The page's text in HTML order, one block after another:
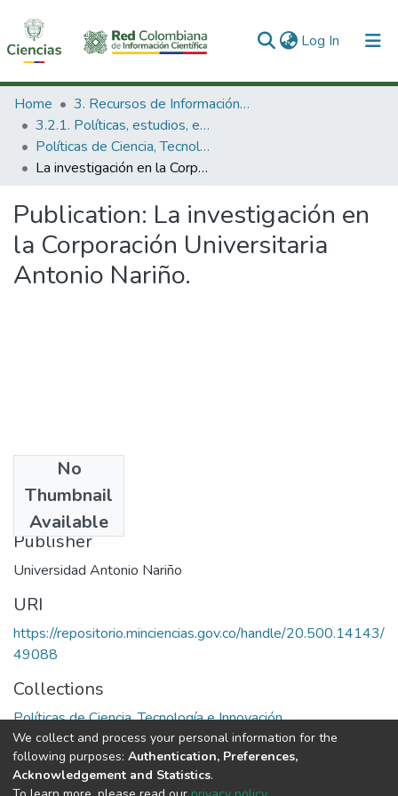
Log In (current)
Communities & Collections
All of DSpace
Statistics
Home
3. Recursos de Información Científica y Tecnológica
3.2.1. Políticas, estudios, evaluaciones e indicadores de CTeI
Políticas de Ciencia, Tecnología e Innovación
La investigación en la Corporación Universitaria Antonio Nariño.
Publication: La investigación en
la Corporación Universitaria
Antonio Nariño.
No
Thumbnail
Available
1992
Publisher
Universidad Antonio Nariño
URI
https://repositorio.minciencias.gov.co/handle/20.500.14143/
49088
Collections
Políticas de Ciencia, Tecnología e Innovación
Full item page
We collect and process your personal information for the
following purposes: Authentication, Preferences,
Acknowledgement and Statistics.